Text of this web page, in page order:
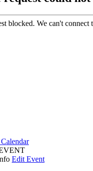
Edit Event